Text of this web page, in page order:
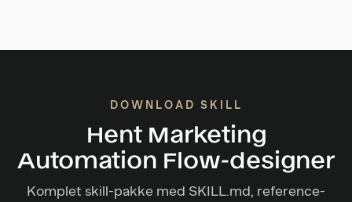
DOWNLOAD SKILL
Hent Marketing
Automation Flow-designer
Komplet skill-pakke med SKILL.md, reference-